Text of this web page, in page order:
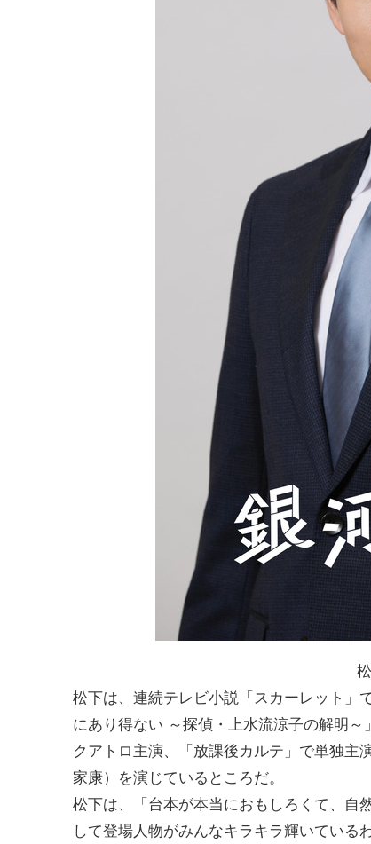
松下は、連続テレビ小説「スカーレット」
にあり得ない ～探偵・上水流涼子の解明
クアトロ主演、「放課後カルテ」で単独主
家康）を演じているところだ。
松下は、「台本が本当におもしろくて、自
して登場人物がみんなキラキラ輝いている